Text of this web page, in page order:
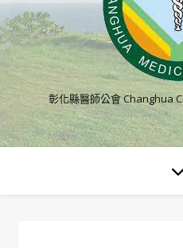
彰化縣醫師公會 Changhua